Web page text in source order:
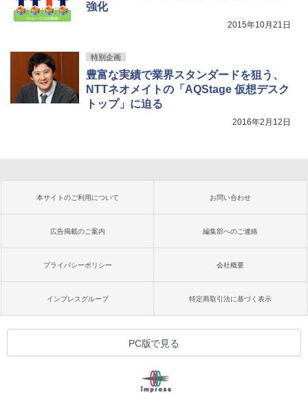
強化
2015年10月21日
特別企画
豊富な実績で業界スタンダードを狙う、
NTTネオメイトの「AQStage 仮想デスク
トップ」に迫る
2016年2月12日
本サイトのご利用について お問い合わせ
広告掲載のご案内 編集部へのご連絡
プライバシーポリシー 会社概要
インプレスグループ 特定商取引法に基づく表示
PC版で見る